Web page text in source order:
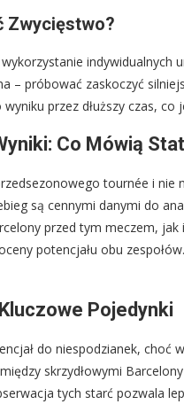
Zwycięstwo?
indywidualnych
– próbować zaskoczyć
przez dłuższy czas, co
Co Mówią
tournée i
są cennymi danymi do
przed tym meczem,
potencjału obu
Pojedynki
do niespodzianek, choć
skrzydłowymi
tych starć pozwala